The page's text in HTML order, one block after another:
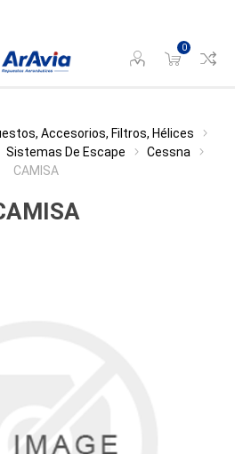
0
Accesorios, Filtros, Hélices
Sistemas De Escape
Cessna
CAMISA